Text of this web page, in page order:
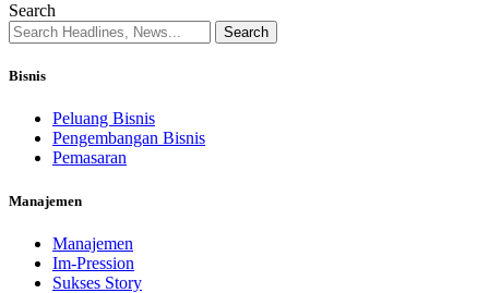
Search
Bisnis
Peluang Bisnis
Pengembangan Bisnis
Pemasaran
Manajemen
Manajemen
Im-Pression
Sukses Story